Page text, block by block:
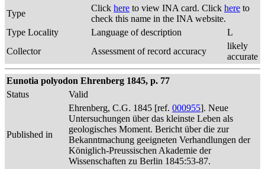
Type
Click here to view INA card. Click here to
check this name in the INA website.
Type Locality
Language of description
L
Collector
Assessment of record accuracy
likely
accurate
Eunotia polyodon Ehrenberg 1845, p. 77
Status
Valid
Published in
Ehrenberg, C.G. 1845 [ref. 000955]. Neue
Untersuchungen über das kleinste Leben als
geologisches Moment. Bericht über die zur
Bekanntmachung geeigneten Verhandlungen der
Königlich-Preussischen Akademie der
Wissenschaften zu Berlin 1845:53-87.